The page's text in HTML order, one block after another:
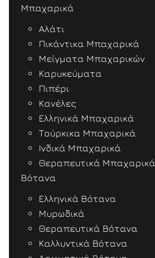
Μπαχαρικά
Αλάτι
Πικάντικα Μπαχαρικά
Μείγματα Μπαχαρικών
Καρυκεύματα
Πιπέρι
Κανέλες
Ελληνικά Μπαχαρικά
Τούρκικα Μπαχαρικά
Ινδικά Μπαχαρικά
Θεραπευτικά Μπαχαρικά
Βότανα
Ελληνικά Βότανα
Μυρωδικά
Θεραπευτικά Βότανα
Καλλυντικά Βότανα